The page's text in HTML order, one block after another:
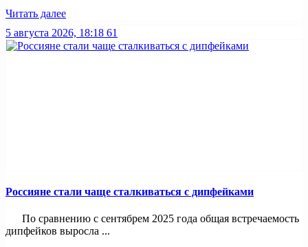
Читать далее
5 августа 2026, 18:18 61
Россияне стали чаще сталкиваться с дипфейками
По сравнению с сентябрем 2025 года общая встречаемость
дипфейков выросла ...